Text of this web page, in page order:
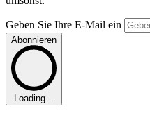
Geben Sie Ihre E-Mail ein
Abonnieren
Loading...